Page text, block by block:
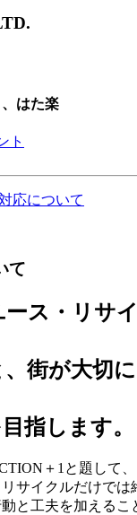
はた楽
応について
て
ース・リサ
街が大切
指します。
＋1と題して、
サイクルだけでは
と工夫を加えるこ